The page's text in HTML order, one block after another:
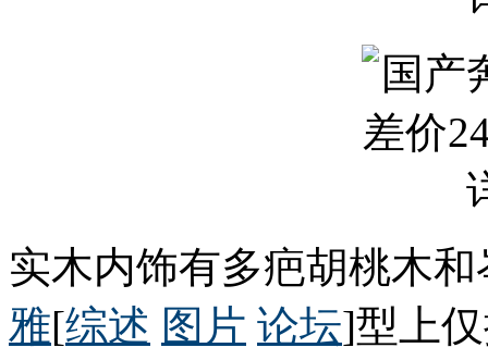
实木内饰有多疤胡桃木
雅[综述 图片 论坛]型上